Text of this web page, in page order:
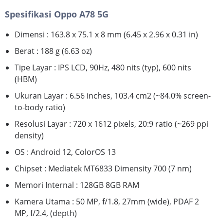
Spesifikasi Oppo A78 5G
Dimensi : 163.8 x 75.1 x 8 mm (6.45 x 2.96 x 0.31 in)
Berat : 188 g (6.63 oz)
Tipe Layar : IPS LCD, 90Hz, 480 nits (typ), 600 nits
(HBM)
Ukuran Layar : 6.56 inches, 103.4 cm2 (~84.0% screen-
to-body ratio)
Resolusi Layar : 720 x 1612 pixels, 20:9 ratio (~269 ppi
density)
OS : Android 12, ColorOS 13
Chipset : Mediatek MT6833 Dimensity 700 (7 nm)
Memori Internal : 128GB 8GB RAM
Kamera Utama : 50 MP, f/1.8, 27mm (wide), PDAF 2
MP, f/2.4, (depth)